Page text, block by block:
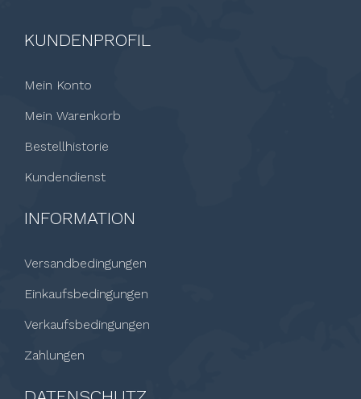
KUNDENPROFIL
Mein Konto
Mein Warenkorb
Bestellhistorie
Kundendienst
INFORMATION
Versandbedingungen
Einkaufsbedingungen
Verkaufsbedingungen
Zahlungen